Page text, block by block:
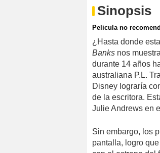
Sinopsis
Pelicula no
¿Hasta donde
Banks nos
durante 14 años
australiana P.L.
Disney lograría
de la escritora.
Julie Andrews en
Sin embargo, los
pantalla, logro